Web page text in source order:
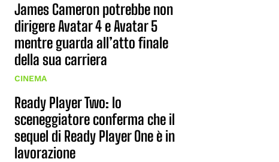
James Cameron potrebbe non
dirigere Avatar 4 e Avatar 5
mentre guarda all’atto finale
della sua carriera
CINEMA
Ready Player Two: lo
sceneggiatore conferma che il
sequel di Ready Player One è in
lavorazione